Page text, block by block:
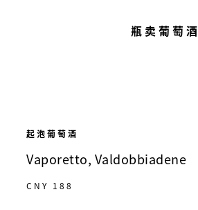
瓶卖葡萄酒
起泡葡萄酒
Vaporetto, Valdobbiadene
CNY 188